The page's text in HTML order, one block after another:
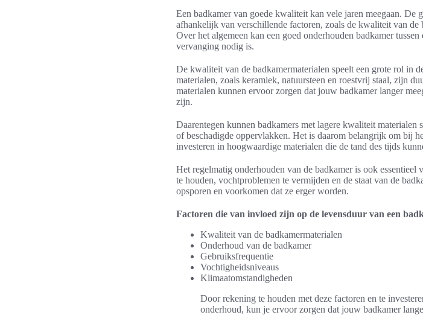
Een badkamer van goede kwaliteit kan vele jaren meegaan. De
afhankelijk van verschillende factoren, zoals de kwaliteit van de
Over het algemeen kan een goed onderhouden badkamer
vervanging nodig is.
De kwaliteit van de badkamermaterialen speelt een grote rol in
materialen, zoals keramiek, natuursteen en roestvrij staal, zijn
materialen kunnen ervoor zorgen dat jouw badkamer langer
zijn.
Daarentegen kunnen badkamers met lagere kwaliteit
of beschadigde oppervlakken. Het is daarom belangrijk om bij
investeren in hoogwaardige materialen die de tand des tijds
Het regelmatig onderhouden van de badkamer is ook
te houden, vochtproblemen te vermijden en de staat van de
opsporen en voorkomen dat ze erger worden.
Factoren die van invloed zijn op de levensduur van een
Kwaliteit van de badkamermaterialen
Onderhoud van de badkamer
Gebruiksfrequentie
Vochtigheidsniveaus
Klimaatomstandigheden
Door rekening te houden met deze factoren en te
onderhoud, kun je ervoor zorgen dat jouw badkamer